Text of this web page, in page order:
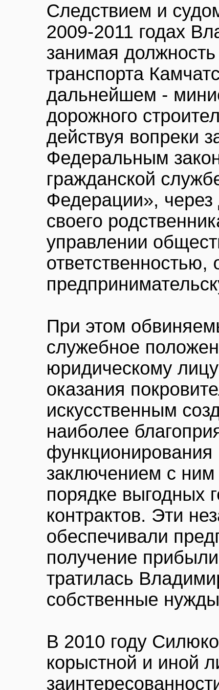
Следствием и
2009-2011 годах
занимая должность
транспорта
дальнейшем -
дорожного
действуя вопреки
Федеральным
гражданской
Федерации»,
своего
управлении
При этом
служебное
юридическому
оказания
искусственным
наиболее
функционирования
заключением с
порядке выгодных
контрактов. Эти
обеспечивали
получение
тратилась
собственные
В 2010 году
корыстной и иной